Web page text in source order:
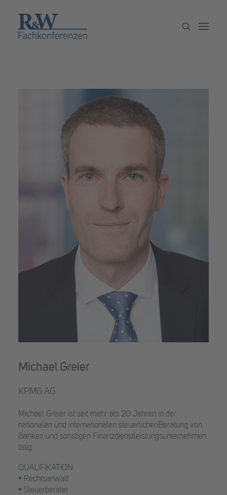
Partner werden
Michael Greier
KPMG AG
Michael Greier ist seit mehr als 20 Jahren in der
nationalen und internationalen steuerlichenBeratung von
Banken und sonstigen Finanzdienstleistungsunternehmen
tätig.
QUALIFIKATION
• Rechtsanwalt
• Steuerberater